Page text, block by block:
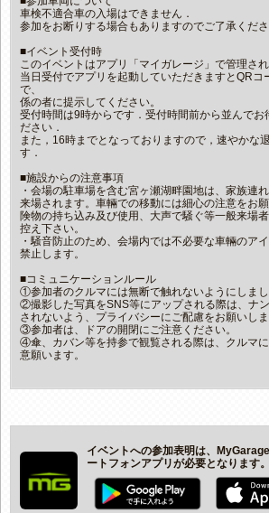
車検不適合車の入場はできません．
参加をお断りする場合もありますのでご了承くださ
■イベント受付時
このイベントはアプリ「マイガレージ」で管理され
当日受付でアプリを起動していただきますとQRコ
で、
係の者に提示してください。
受付時間は9時からです．受付時間前から並んでお
ださい．
また，16時までとなっておりますので，速やかな
す．
■施設からの注意事項
・会場の駐車場を含む宮ヶ瀬湖畔園地は、家族連
来場されます。車輛での移動には細心の注意をお
険物の持ち込み及び使用、大声で騒ぐ等一般来場
控え下さい。
・騒音防止のため、会場内では不必要な車輛のア
禁止します。
■コミュニケーションルール
①参加者のクルマには無断で触れないようにしまし
②撮影した写真をSNS等にアップされる際は、ナ
されないよう、プライバシーにご配慮をお願いしま
③参加者は、ドアの開閉にご注意ください。
④傘、カバン等を持参で観覧される際は、クルマ
意願います。
イベントへの参加表明は、
ートフォンアプリが必要となります。